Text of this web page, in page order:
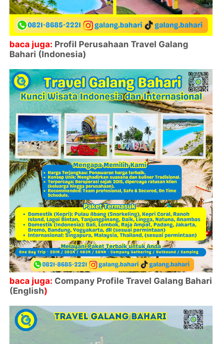
baca juga: Profil Perusahaan Travel Galang
Bahari (Indonesia)
baca juga: Company Profile Travel Galang Bahari
(English)